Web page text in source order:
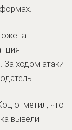
За ходом атаки
отметил, что
вывели